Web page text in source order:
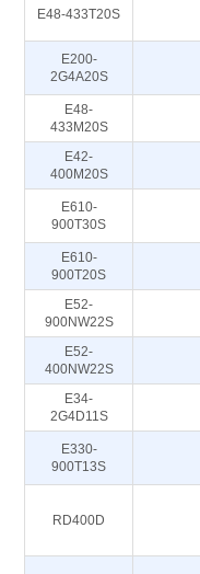
E48-433T20S
E200-
2G4A20S
E48-
433M20S
E42-
400M20S
E610-
900T30S
E610-
900T20S
E52-
900NW22S
E52-
400NW22S
E34-
2G4D11S
E330-
900T13S
RD400D